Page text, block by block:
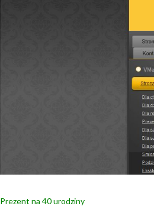
Prezent na 40 urodziny